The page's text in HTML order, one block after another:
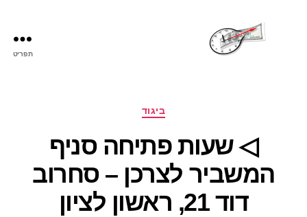
תפריט
קטגוריותביגוד
◁ שעות פתיחה סניף
המשביר לצרכן – סחרוב
דוד 21, ראשון לציון